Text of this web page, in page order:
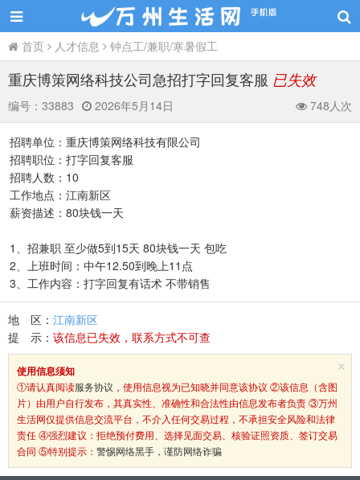
首页 人才信息 钟点工/兼职/寒暑假工
重庆博策网络科技公司急招打字回复客服 已失效
编号： 33883 2026年5月14日 748人次
招聘单位：重庆博策网络科技有限公司
招聘职位：打字回复客服
招聘人数：10
工作地点：江南新区
薪资描述：80块钱一天
1、招兼职 至少做5到15天 80块钱一天 包吃
2、上班时间：中午12.50到晚上11点
3、工作内容：打字回复有话术 不带销售
地 区： 江南新区
提 示： 该信息已失效，联系方式不可查
×
使用信息须知
①请认真阅读服务协议 ，使用信息视为已知晓并同意该协议 ②该信息（含图
片）由用户自行发布，其真实性、准确性和合法性由信息发布者负责 ③万州
生活网仅提供信息交流平台，不介入任何交易过程，不承担安全风险和法律
责任 ④强烈建议：拒绝预付费用、选择见面交易、核验证照资质、签订交易
合同 ⑤特别提示： 警惕网络黑手，谨防网络诈骗